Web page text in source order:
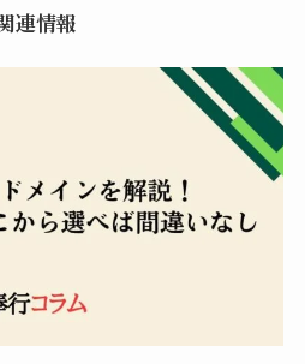
連情報